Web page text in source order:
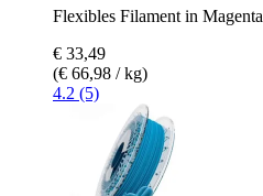
Flexibles Filament in Magenta
€ 33,49
(€ 66,98 / kg)
4.2 (5)